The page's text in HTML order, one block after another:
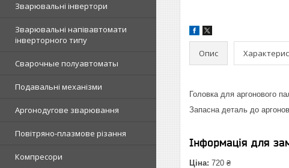
Зварювальні інвертори
Зварювальні напівавтомати
інверторного типу
Сварочные полуавтоматы
Подавальні механізми
Аргонодугове зварювання
Повітряно-плазмове різання
Компресори
Опис
Головка для аргонового
Запасна деталь до
Інформація для
Ціна: 720 ₴